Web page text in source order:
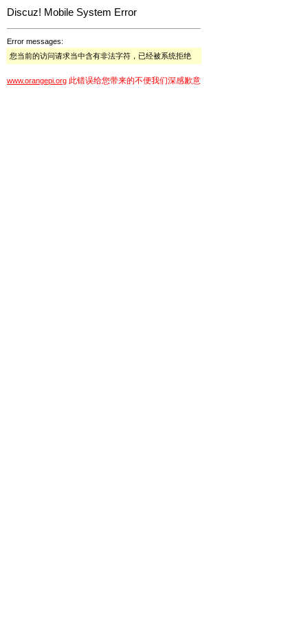
Discuz! Mobile System Error
Error messages:
您当前的访问请求当中含有非法字符，已经被系统拒绝
www.orangepi.org 此错误给您带来的不便我们深感歉意